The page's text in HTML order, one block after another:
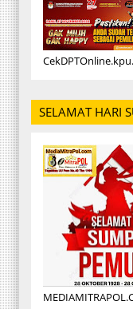
SELAMAT HARI